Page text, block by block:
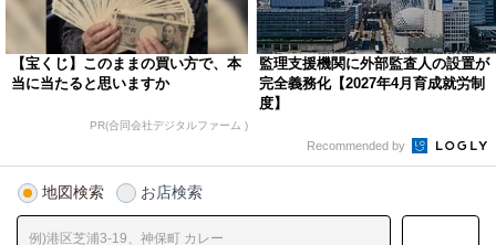
【宝くじ】このままの買い方で、本
当に当たると思いますか
PR(合同会社デジタルファーム )
監理支援機関に外部監査人の設置が
完全義務化【2027年4月育成就労制
度】
Recommended by
地図検索 お店検索